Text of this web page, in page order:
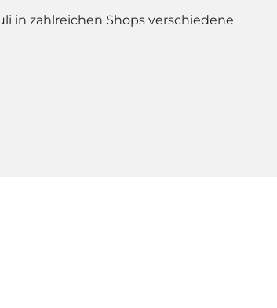
in zahlreichen Shops verschiedene